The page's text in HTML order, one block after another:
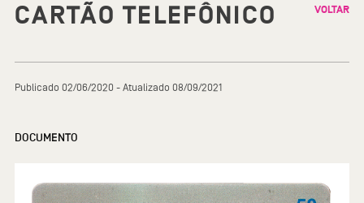
CARTÃO TELEFÔNICO VOLTAR
Publicado 02/06/2020 - Atualizado 08/09/2021
DOCUMENTO